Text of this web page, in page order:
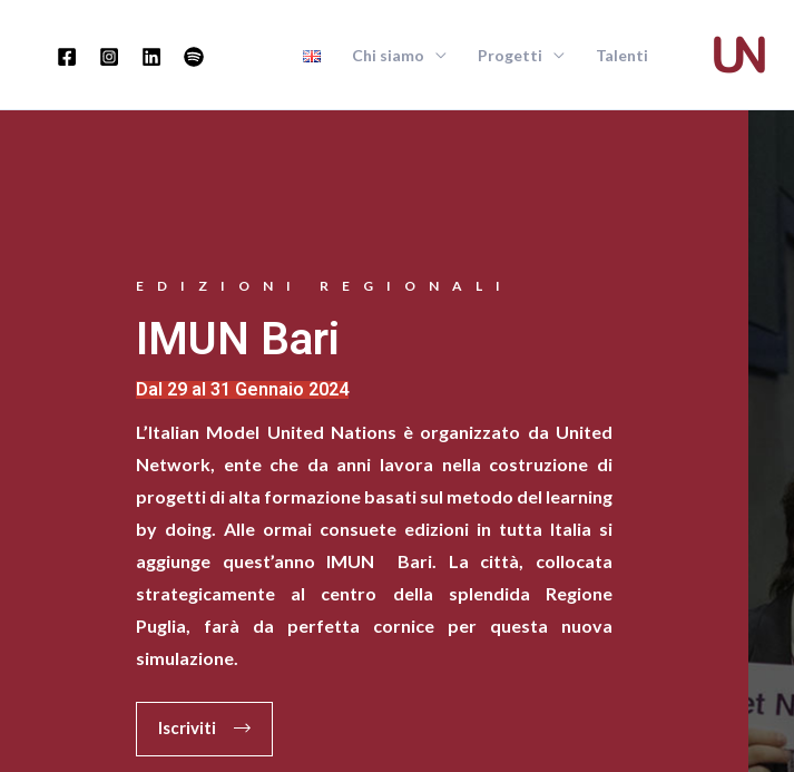
Chi siamo Progetti Talenti
EDIZIONI REGIONALI
IMUN Bari
Dal 29 al 31 Gennaio 2024
L’Italian Model United Nations è organizzato da United
Network, ente che da anni lavora nella costruzione di
progetti di alta formazione basati sul metodo del learning
by doing. Alle ormai consuete edizioni in tutta Italia si
aggiunge quest’anno IMUN Bari. La città, collocata
strategicamente al centro della splendida Regione
Puglia, farà da perfetta cornice per questa nuova
simulazione.
Iscriviti